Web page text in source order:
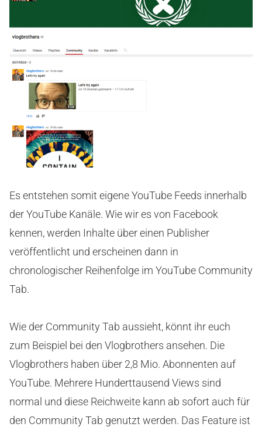
Es entstehen somit eigene YouTube Feeds innerhalb
der YouTube Kanäle. Wie wir es von Facebook
kennen, werden Inhalte über einen Publisher
veröffentlicht und erscheinen dann in
chronologischer Reihenfolge im YouTube Community
Tab.
Wie der Community Tab aussieht, könnt ihr euch
zum Beispiel bei den Vlogbrothers ansehen. Die
Vlogbrothers haben über 2,8 Mio. Abonnenten auf
YouTube. Mehrere Hunderttausend Views sind
normal und diese Reichweite kann ab sofort auch für
den Community Tab genutzt werden. Das Feature ist